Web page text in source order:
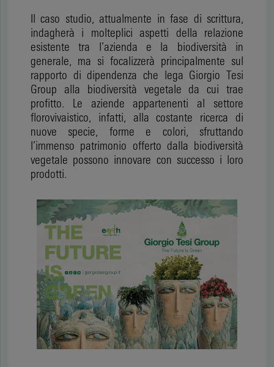
Il caso studio, attualmente in fase di scrittura,
indagherà i molteplici aspetti della relazione
esistente tra l’azienda e la biodiversità in
generale, ma si focalizzerà principalmente sul
rapporto di dipendenza che lega Giorgio Tesi
Group alla biodiversità vegetale da cui trae
profitto. Le aziende appartenenti al settore
florovivaistico, infatti, alla costante ricerca di
nuove specie, forme e colori, sfruttando
l’immenso patrimonio offerto dalla biodiversità
vegetale possono innovare con successo i loro
prodotti.